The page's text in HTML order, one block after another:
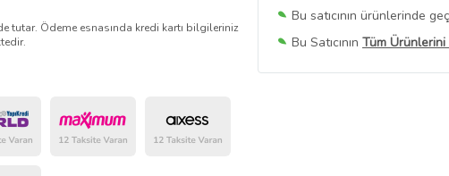
Bu satıcının ürünlerinde
Bu Satıcının Tüm
Ürün sayfasında
tutar. Ödeme esnasında kredi kartı bilgileriniz